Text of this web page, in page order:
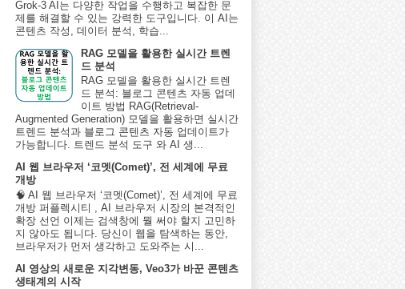
Grok-3 AI는 다양한 작업을 수행하고 복잡한 문
제를 해결할 수 있는 강력한 도구입니다. 이 AI는
콘텐츠 작성, 데이터 분석, 학습...
RAG 모델을 활용한 실시간 트렌
드 분석
RAG 모델을 활용한 실시간 트렌
드 분석: 블로그 콘텐츠 자동 업데
이트 방법 RAG(Retrieval-
Augmented Generation) 모델을 활용하면 실시간
트렌드 분석과 블로그 콘텐츠 자동 업데이트가
가능합니다. 트렌드 분석 도구 와 AI 생...
AI 웹 브라우저 ‘코멧(Comet)’, 전 세계에 무료
개방
🧠 AI 웹 브라우저 ‘코멧(Comet)’, 전 세계에 무료
개방 퍼플렉시티 , AI 브라우저 시장의 본격적인
확장 선언 이제는 검색창에 뭘 써야 할지 고민하
지 않아도 됩니다. 당신이 웹을 탐색하는 동안,
브라우저가 먼저 생각하고 도와주는 시...
AI 영상의 새로운 지각변동, Veo3가 바꾼 콘텐츠
생태계의 시작